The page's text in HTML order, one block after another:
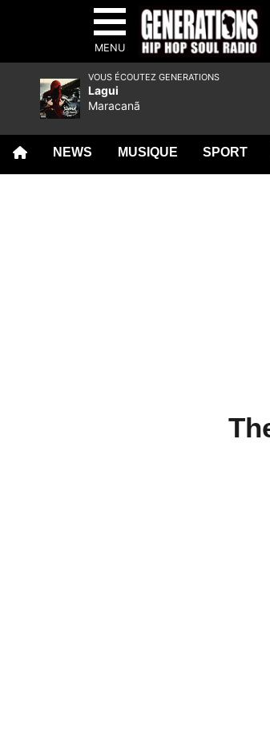
MENU
NEWS MUSIQUE SPORT
VOUS ÉCOUTEZ GENERATIONS
Lagui
Maracanã